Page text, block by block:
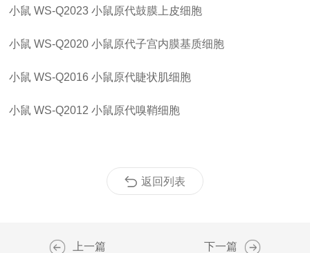
小鼠 WS-Q2023 小鼠原代鼓膜上皮细胞
小鼠 WS-Q2020 小鼠原代子宫内膜基质细胞
小鼠 WS-Q2016 小鼠原代睫状肌细胞
小鼠 WS-Q2012 小鼠原代嗅鞘细胞
返回列表
上一篇 下一篇